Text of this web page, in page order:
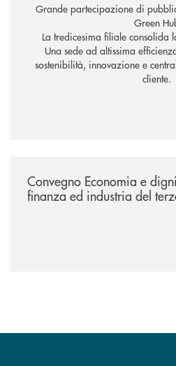
Grande partecipazione di
Green
La tredicesima filiale consolida
Una sede ad altissima
sostenibilità, innovazione e
cliente.
Convegno Economia e
finanza ed industria del